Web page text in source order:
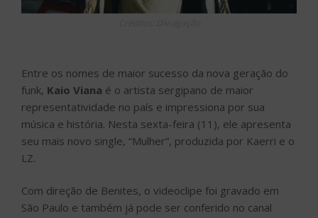
Entre os nomes de maior sucesso da nova geração do
funk, Kaio Viana é o artista sergipano de maior
representatividade no país e impressiona por sua
música e história. Nesta sexta-feira (11), ele apresenta
seu mais novo single, “Mulher”, produzida por Kaerri e o
LZ.
Com direção de Benites, o videoclipe foi gravado em
São Paulo e também já pode ser conferido no canal